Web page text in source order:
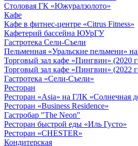
Столовая ГК «Южуралзолото»
Кафе
Кафе в фитнес-центре «Citrus Fitness»
Кафетерий бассейна ЮУрГУ
Гастротека Сели-Съели
Пельменная «Уральские пельмени»
Торговый зал кафе «Пингвин» (2020
Торговый зал кафе «Пингвин» (2022
Гастротека «Сели-Съели»
Ресторан
Ресторан «Asia» на ГЛК «Солнечная
Ресторан «Business Residence»
Гастробар "The Neon"
Ресторан быстрой еды «Иль Густо»
Ресторан «CHESTER»
Кондитерская